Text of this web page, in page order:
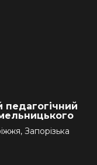
Запорізька